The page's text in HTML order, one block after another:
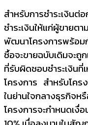
สำหรับการชำระเงินต่
ชำระเงินให้แก่ผู้ขายตา
พัฒนาโครงการพร้อม
ซื้อจะขายฉบับเดิมจะถู
ที่รับผิดชอบชำระเงินที่
โครงการ สำหรับโคร
ในย่านใจกลางธุรกิจห
โครงการจะกำหนดเงื่อ